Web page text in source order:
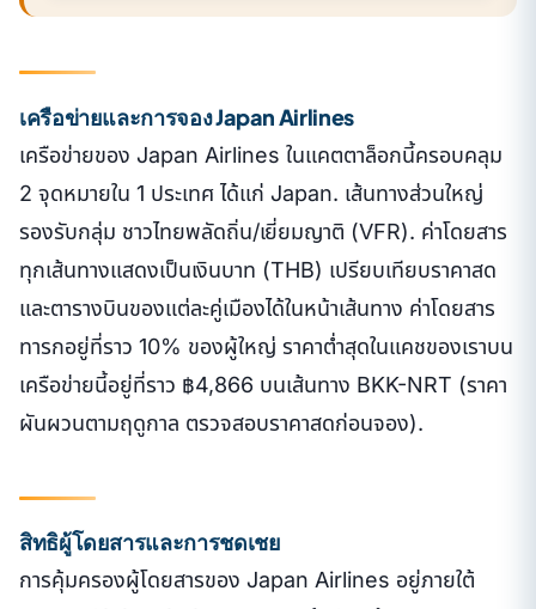
เครือข่ายและการจอง Japan Airlines
เครือข่ายของ Japan Airlines ในแคตตาล็อกนี้ครอบคลุม
2 จุดหมายใน 1 ประเทศ ได้แก่ Japan. เส้นทางส่วนใหญ่
รองรับกลุ่ม ชาวไทยพลัดถิ่น/เยี่ยมญาติ (VFR). ค่าโดยสาร
ทุกเส้นทางแสดงเป็นเงินบาท (THB) เปรียบเทียบราคาสด
และตารางบินของแต่ละคู่เมืองได้ในหน้าเส้นทาง ค่าโดยสาร
ทารกอยู่ที่ราว 10% ของผู้ใหญ่ ราคาต่ำสุดในแคชของเราบน
เครือข่ายนี้อยู่ที่ราว ฿4,866 บนเส้นทาง BKK-NRT (ราคา
ผันผวนตามฤดูกาล ตรวจสอบราคาสดก่อนจอง).
สิทธิผู้โดยสารและการชดเชย
การคุ้มครองผู้โดยสารของ Japan Airlines อยู่ภายใต้